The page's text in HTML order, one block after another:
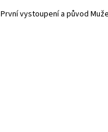
První vystoupení a původ